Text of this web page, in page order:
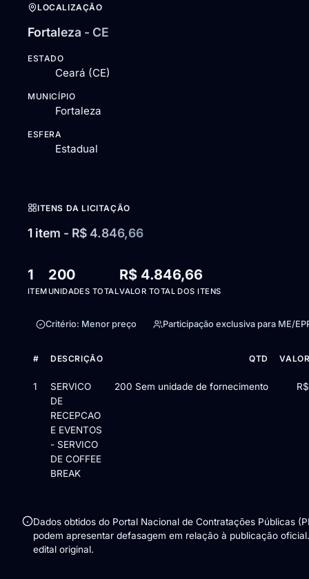
LOCALIZAÇÃO
Fortaleza - CE
ESTADO
Ceará (CE)
MUNICÍPIO
Fortaleza
ESFERA
Estadual
ITENS DA LICITAÇÃO
1 item - R$ 4.846,66
1
ITEM
200
UNIDADES TOTAL
R$ 4.846,66
VALOR TOTAL DOS ITENS
Critério: Menor preço Participação exclusiva para ME/
Itens da licitação Aviso de Contratação Direta nº 202528145/
# DESCRIÇÃO QTD
1
SERVICO
DE
RECEPCAO
E EVENTOS
- SERVICO
DE COFFEE
BREAK
200 Sem unidade de fornecimento
Dados obtidos do Portal Nacional de Contratações Públicas
podem apresentar defasagem em relação à publicação
edital original.